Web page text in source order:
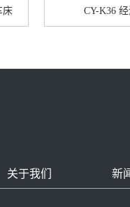
床 CY-K36
关于我们 新